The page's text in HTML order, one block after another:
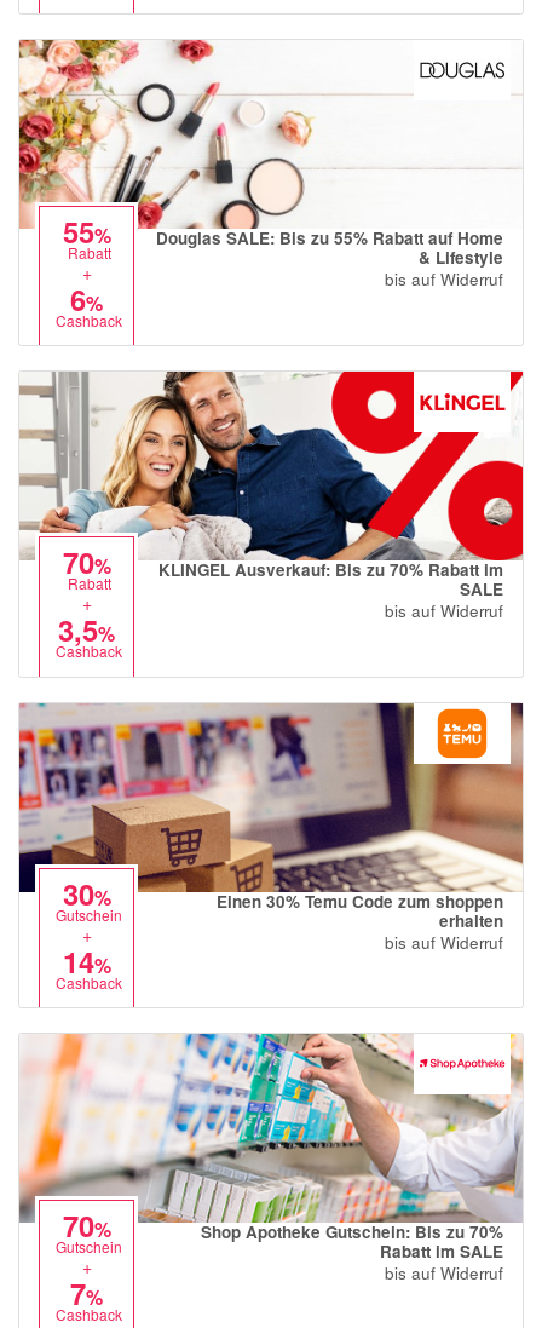
55%
Rabatt
+
6%
Cashback
Douglas SALE: Bis zu 55% Rabatt auf Home
& Lifestyle
bis auf Widerruf
70%
Rabatt
+
3,5%
Cashback
KLINGEL Ausverkauf: Bis zu 70% Rabatt im
SALE
bis auf Widerruf
30%
Gutschein
+
14%
Cashback
Einen 30% Temu Code zum shoppen
erhalten
bis auf Widerruf
70%
Gutschein
+
7%
Cashback
Shop Apotheke Gutschein: Bis zu 70%
Rabatt im SALE
bis auf Widerruf